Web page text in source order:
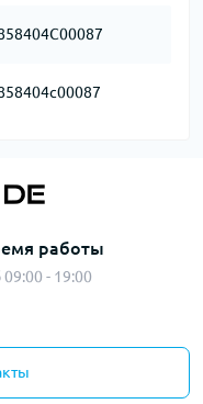
работы
- 19:00